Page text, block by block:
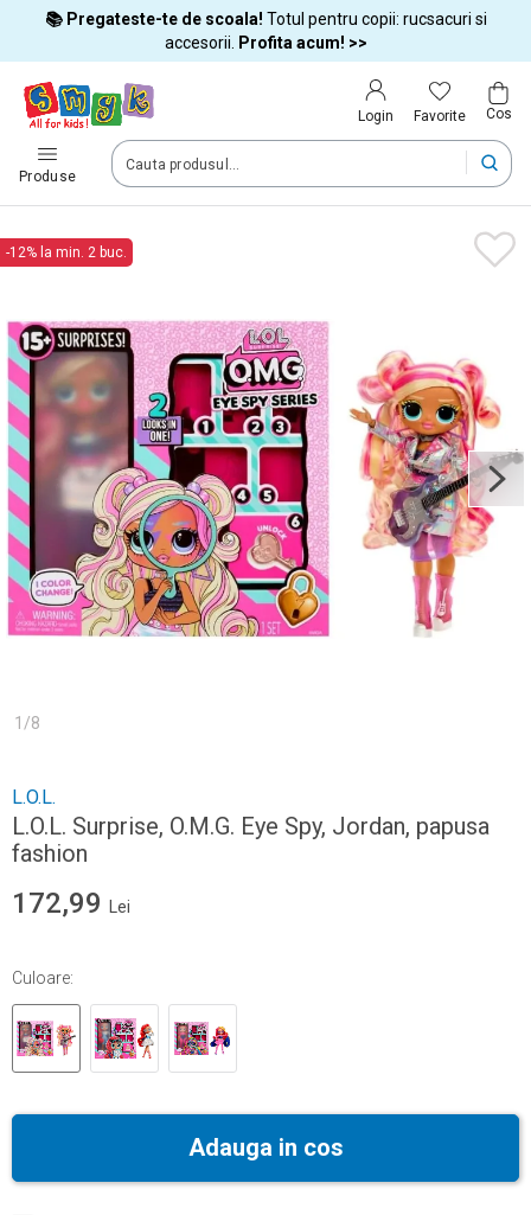
📚 Pregateste-te de scoala! Totul pentru copii: rucsacuri si
accesorii.
Profita acum! >>
Login Favorite Cos
Produse
Tara si limba
Alege tara si treci la cumparaturi
România (Romania)
Română
Dupa schimbarea tarii, unele produse pot fi eliminate din cos
Confirma
-12% la min. 2 buc.
1 /8
L.O.L.
L.O.L. Surprise, O.M.G. Eye Spy, Jordan, papusa
fashion
172,99 Lei
Culoare:
Adauga in cos